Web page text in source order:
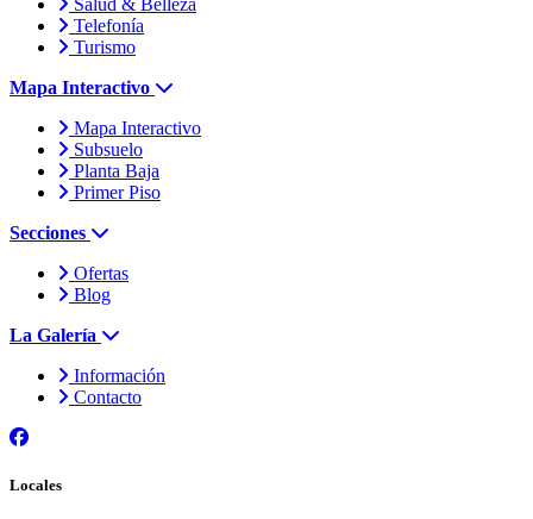
Salud & Belleza
Telefonía
Turismo
Mapa Interactivo
Mapa Interactivo
Subsuelo
Planta Baja
Primer Piso
Secciones
Ofertas
Blog
La Galería
Información
Contacto
Locales